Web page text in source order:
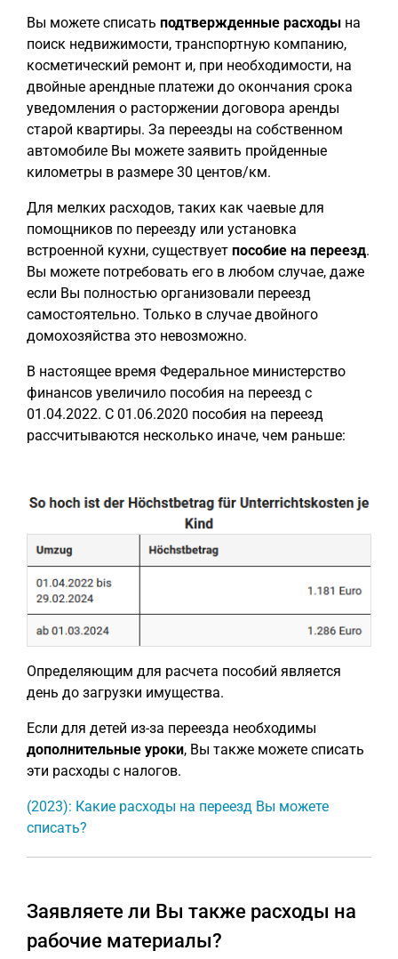
Вы можете списать подтвержденные расходы на
поиск недвижимости, транспортную компанию,
косметический ремонт и, при необходимости, на
двойные арендные платежи до окончания срока
уведомления о расторжении договора аренды
старой квартиры. За переезды на собственном
автомобиле Вы можете заявить пройденные
километры в размере 30 центов/км.
Для мелких расходов, таких как чаевые для
помощников по переезду или установка
встроенной кухни, существует пособие на переезд.
Вы можете потребовать его в любом случае, даже
если Вы полностью организовали переезд
самостоятельно. Только в случае двойного
домохозяйства это невозможно.
В настоящее время Федеральное министерство
финансов увеличило пособия на переезд с
01.04.2022. С 01.06.2020 пособия на переезд
рассчитываются несколько иначе, чем раньше:
Определяющим для расчета пособий является
день до загрузки имущества.
Если для детей из-за переезда необходимы
дополнительные уроки, Вы также можете списать
эти расходы с налогов.
(2023): Какие расходы на переезд Вы можете
списать?
Заявляете ли Вы также расходы на
рабочие материалы?